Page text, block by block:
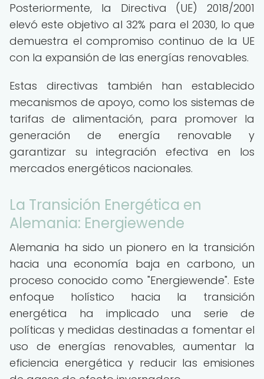
Posteriormente, la Directiva (UE) 2018/2001
elevó este objetivo al 32% para el 2030, lo que
demuestra el compromiso continuo de la UE
con la expansión de las energías renovables.
Estas directivas también han establecido
mecanismos de apoyo, como los sistemas de
tarifas de alimentación, para promover la
generación de energía renovable y
garantizar su integración efectiva en los
mercados energéticos nacionales.
La Transición Energética en
Alemania: Energiewende
Alemania ha sido un pionero en la transición
hacia una economía baja en carbono, un
proceso conocido como "Energiewende". Este
enfoque holístico hacia la transición
energética ha implicado una serie de
políticas y medidas destinadas a fomentar el
uso de energías renovables, aumentar la
eficiencia energética y reducir las emisiones